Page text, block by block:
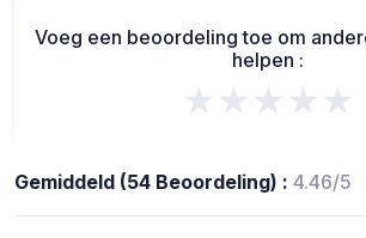
Voeg een beoordeling toe om
helpen :
★★★★★
Gemiddeld (54 Beoordeling) : 4.46/5